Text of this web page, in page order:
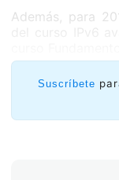
Además, para
Suscríbete